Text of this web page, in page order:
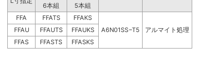
6本組
5本組
FFA
FFATS
FFAKS
A6N01SS−T5
アルマイト処理
FFAU FFAUTS
FFAUKS
FFAS
FFASTS FFASKS